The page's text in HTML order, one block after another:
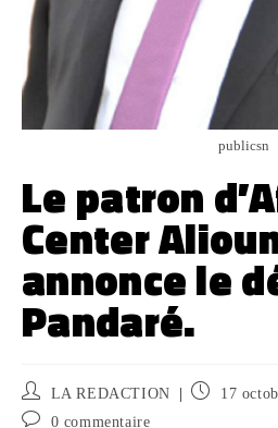
publicsn
Le patron
Center
annonce le
Pandaré.
LA REDACTION
17
0 commentaire